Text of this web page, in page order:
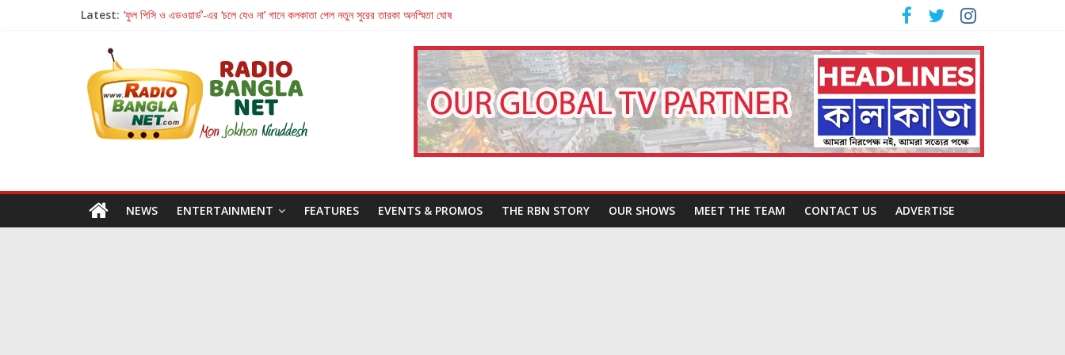
Latest: ‘ফুল পিসি ও এডওয়ার্ড’-এর ‘চলে যেও না’ গানে কলকাতা পেল নতুন সুরের তারকা অনস্মিতা ঘোষ
জগন্নাথমঙ্গলম্ — বাংলায় প্রথমবার মঞ্চে এবার রথযাত্রার উদযাপন
Retribution: A Thought-Provoking Short Film That Challenges Our Understanding of Justice
NEWS ENTERTAINMENT FEATURES EVENTS & PROMOS THE RBN STORY OUR SHOWS MEET THE TEAM CONTACT US ADVERTISE